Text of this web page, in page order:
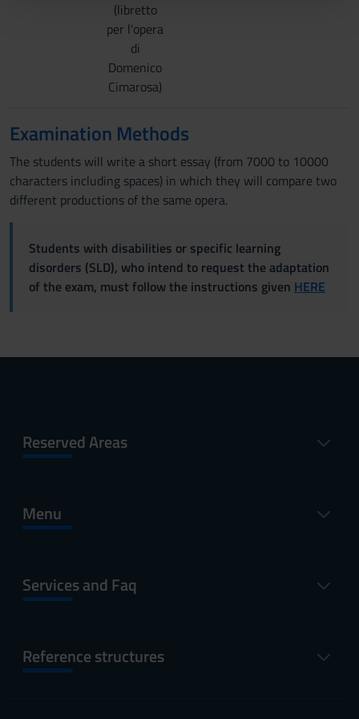
pubblicità e social media, i quali potrebbero combinarle
con altre informazioni che hai fornito loro o che hanno
raccolto dal tuo utilizzo dei loro servizi.
(libretto
per l'opera
di
Domenico
Cimarosa)
Examination Methods
The students will write a short essay (from 7000 to 10000
characters including spaces) in which they will compare two
different productions of the same opera.
Students with disabilities or specific learning
disorders (SLD), who intend to request the adaptation
of the exam, must follow the instructions given HERE
Reserved Areas
Menu
Services and Faq
Reference structures